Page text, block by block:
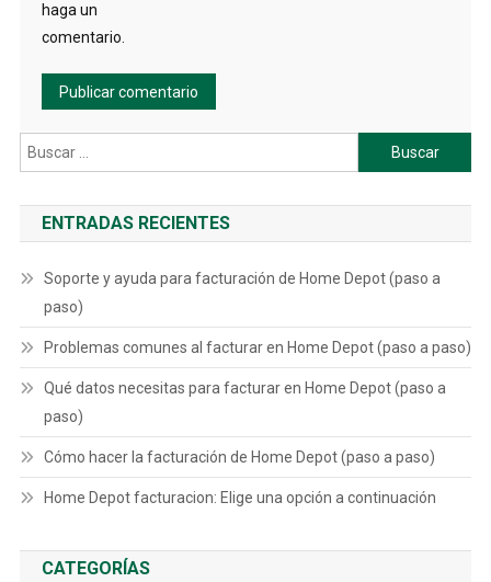
haga un
comentario.
Buscar:
ENTRADAS RECIENTES
Soporte y ayuda para facturación de Home Depot (paso a
paso)
Problemas comunes al facturar en Home Depot (paso a paso)
Qué datos necesitas para facturar en Home Depot (paso a
paso)
Cómo hacer la facturación de Home Depot (paso a paso)
Home Depot facturacion: Elige una opción a continuación
CATEGORÍAS